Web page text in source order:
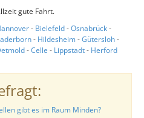
gute Fahrt.
- Bielefeld-Osnabrück-
- Hildesheim-Gütersloh-
-Celle - Lippstadt- Herford
gibt es im Raum Minden?